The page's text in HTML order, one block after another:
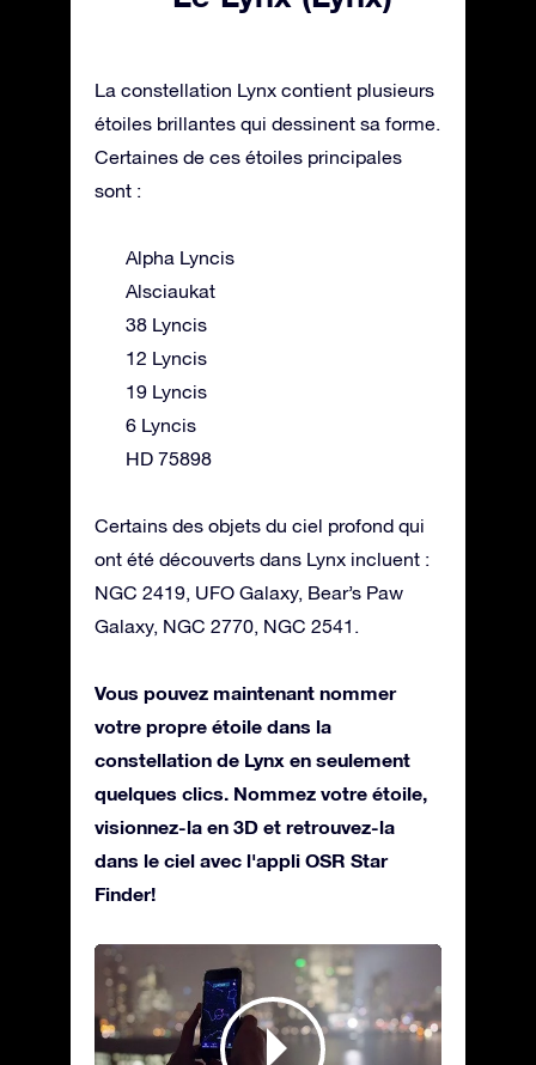
La constellation Lynx contient plusieurs
étoiles brillantes qui dessinent sa forme.
Certaines de ces étoiles principales
sont :
Alpha Lyncis
Alsciaukat
38 Lyncis
12 Lyncis
19 Lyncis
6 Lyncis
HD 75898
Certains des objets du ciel profond qui
ont été découverts dans Lynx incluent :
NGC 2419, UFO Galaxy, Bear’s Paw
Galaxy, NGC 2770, NGC 2541.
Vous pouvez maintenant nommer
votre propre étoile dans la
constellation de Lynx en seulement
quelques clics. Nommez votre étoile,
visionnez-la en 3D et retrouvez-la
dans le ciel avec l'appli OSR Star
Finder!